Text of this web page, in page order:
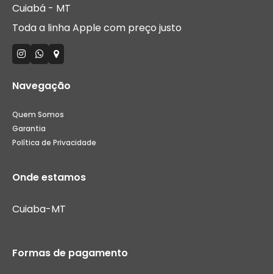
Cuiabá - MT
Toda a linha Apple com preço justo
Navegação
Quem Somos
Garantia
Política de Privacidade
Onde estamos
Cuiaba-MT
Formas de pagamento